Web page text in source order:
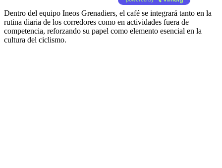
Dentro del equipo Ineos Grenadiers, el café se integrará tanto en la
rutina diaria de los corredores como en actividades fuera de
competencia, reforzando su papel como elemento esencial en la
cultura del ciclismo.